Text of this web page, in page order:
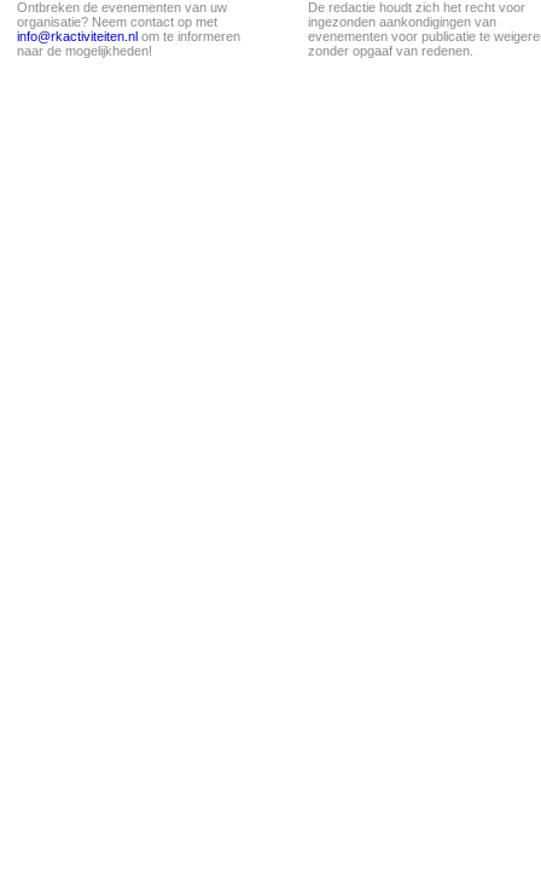
Ontbreken de evenementen van uw
organisatie? Neem contact op met
info@rkactiviteiten.nl om te informeren
naar de mogelijkheden!
De redactie houdt zich het recht voor
ingezonden aankondigingen van
evenementen voor publicatie te
zonder opgaaf van redenen.